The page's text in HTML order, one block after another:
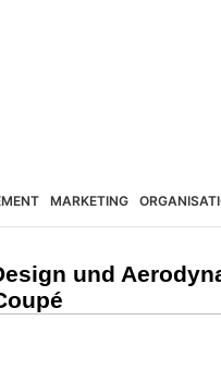
MARKETING
und